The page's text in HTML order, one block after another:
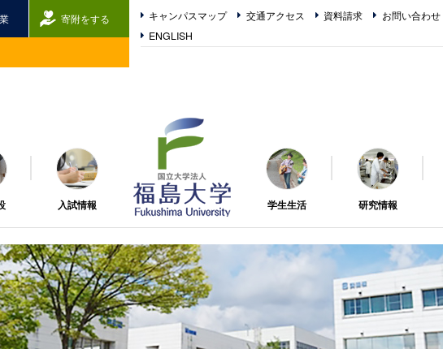
寄附をする キャンパスマップ 交通アクセス 資料請求 お問い合わせ
ENGLISH
入試情報 学生生活 研究情報